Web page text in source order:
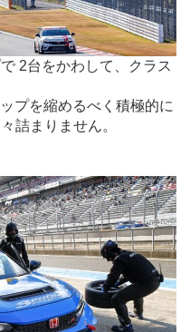
2台をかわして、クラス
プを縮めるべく積極的に
詰まりません。